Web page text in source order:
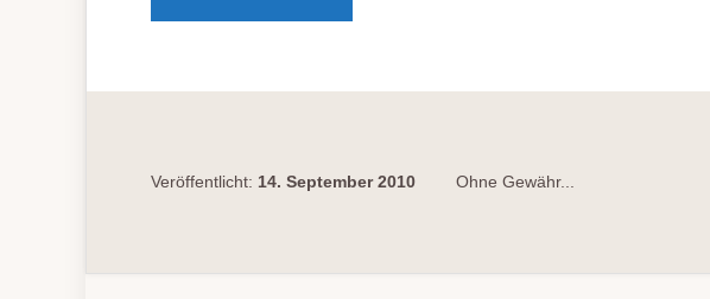
BEHINDERUNG
Veröffentlicht: 14. September 2010 Ohne Gewähr...